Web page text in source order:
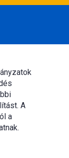
A
a